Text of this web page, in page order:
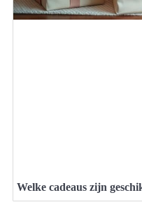
Welke cadeaus zijn